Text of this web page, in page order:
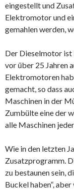
eingestellt und
Elektromotor und
gemahlen werden,
Der Dieselmotor ist
vor über 25 Jahren
Elektromotoren
gemacht, so dass
Maschinen in der
Zumbülte eine der
alle Maschinen
Wie in den letzten
Zusatzprogramm.
zu bestaunen sein,
Buckel haben“,